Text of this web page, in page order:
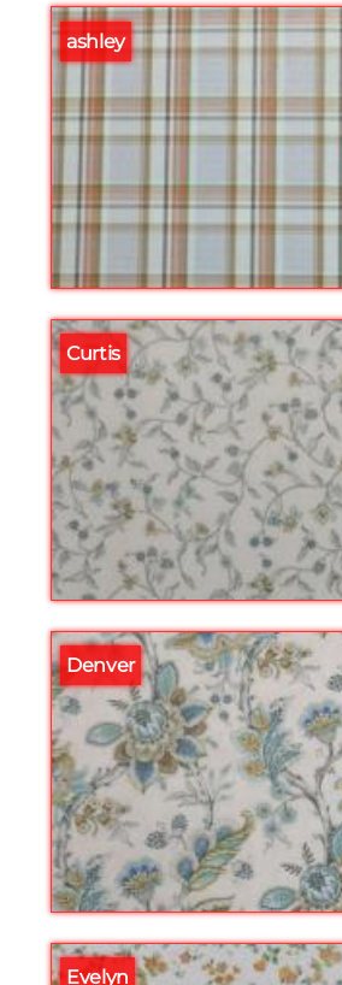
ashley
Curtis
Denver
Evelyn